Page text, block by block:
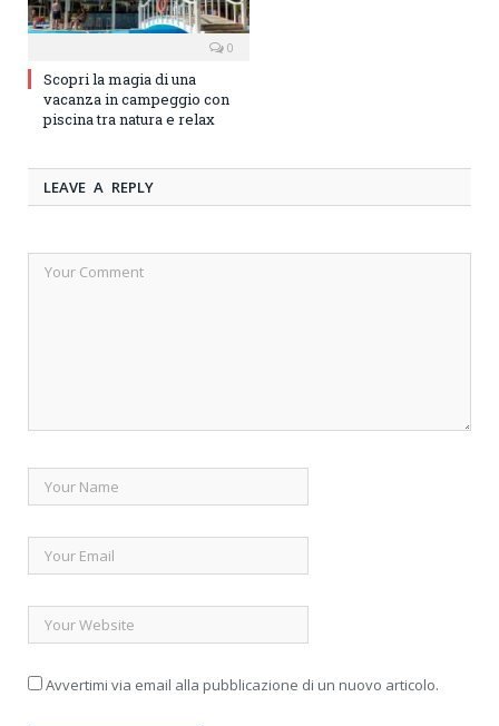
0
Scopri la magia di una
vacanza in campeggio con
piscina tra natura e relax
LEAVE A REPLY
Avvertimi via email alla pubblicazione di un nuovo articolo.